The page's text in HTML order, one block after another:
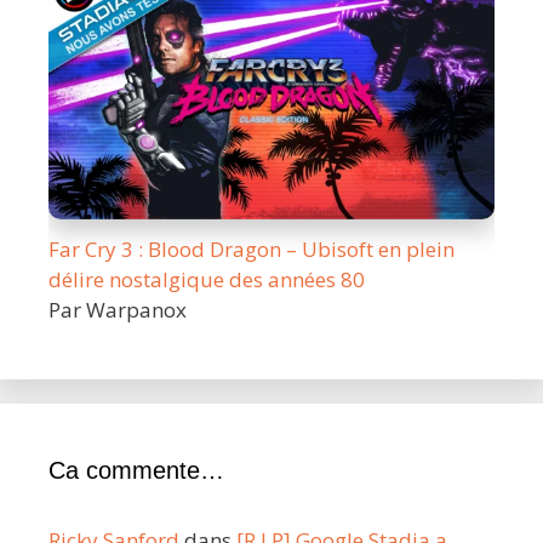
Far Cry 3 : Blood Dragon – Ubisoft en plein
délire nostalgique des années 80
Par Warpanox
Ca commente…